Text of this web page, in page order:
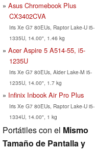
Asus Chromebook Plus
CX3402CVA
Iris Xe G7 80EUs, Raptor Lake-U i5-
1335U, 14.00", 1.46 kg
Acer Aspire 5 A514-55, i5-
1235U
Iris Xe G7 80EUs, Alder Lake-M i5-
1235U, 14.00", 1.7 kg
Infinix Inbook Air Pro Plus
Iris Xe G7 80EUs, Raptor Lake-U i5-
1334U, 14.00", 1 kg
Portátiles con el Mismo
Tamaño de Pantalla y